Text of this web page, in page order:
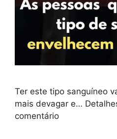
Ter este tipo sanguíneo
mais devagar e…
comentário